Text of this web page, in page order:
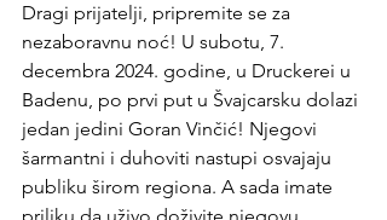
Dragi prijatelji, pripremite se za
nezaboravnu noć! U subotu, 7.
decembra 2024. godine, u Druckerei u
Badenu, po prvi put u Švajcarsku dolazi
jedan jedini Goran Vinčić! Njegovi
šarmantni i duhoviti nastupi osvajaju
publiku širom regiona. A sada imate